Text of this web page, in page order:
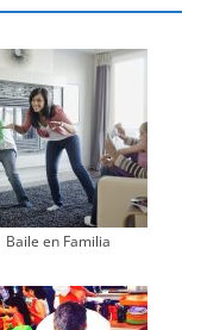
Baile en Familia